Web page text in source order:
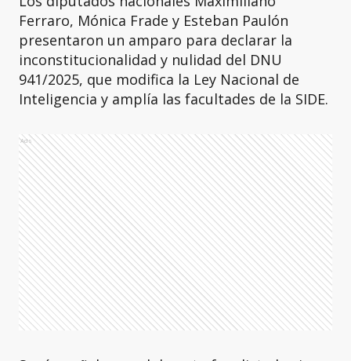
Ferraro, Mónica Frade y Esteban Paulón
presentaron un amparo para declarar la
inconstitucionalidad y nulidad del DNU
941/2025, que modifica la Ley Nacional de
Inteligencia y amplía las facultades de la SIDE.
Ads